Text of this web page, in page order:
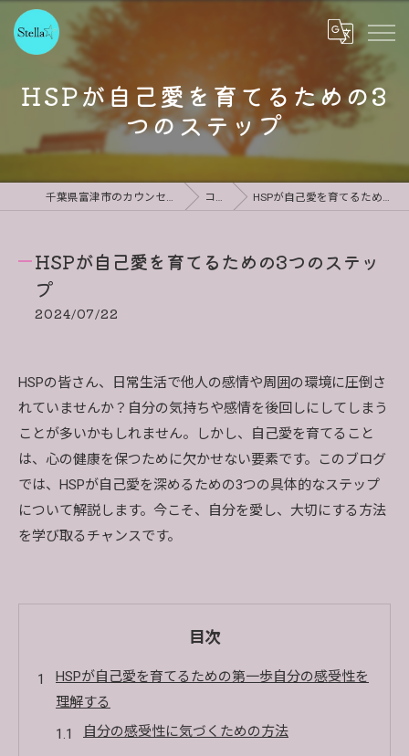
HSPが自己愛を育てるための3
つのステップ
千葉県富津市のカウンセリングならStella コラム HSPが自己愛を育てるための3つのステップ
HSPが自己愛を育てるための3つのステッ
プ
2024/07/22
HSPの皆さん、日常生活で他人の感情や周囲の環境に圧倒さ
れていませんか？自分の気持ちや感情を後回しにしてしまう
ことが多いかもしれません。しかし、自己愛を育てること
は、心の健康を保つために欠かせない要素です。このブログ
では、HSPが自己愛を深めるための3つの具体的なステップ
について解説します。今こそ、自分を愛し、大切にする方法
を学び取るチャンスです。
目次
HSPが自己愛を育てるための第一歩自分の感受性を
理解する
自分の感受性に気づくための方法